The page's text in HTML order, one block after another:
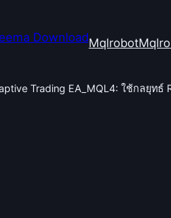
Mqlrobot
Trading EA_MQL4: ใช้กลยุท